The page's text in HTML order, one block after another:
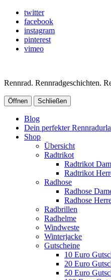
twitter
facebook
instagram
pinterest
vimeo
Rennrad. Rennradgeschichten.
Öffnen Schließen
Blog
Dein perfekter
Shop
Übersicht
Radtrikot
Radtrikot
Radtrikot
Radhose
Radhose
Radhose
Radbrillen
Radhelme
Windweste
Winterjacke
Gutscheine
10 Euro
20 Euro
50 Euro